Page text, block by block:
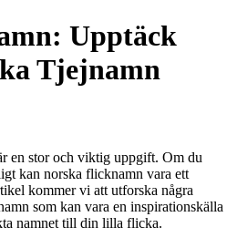
Upptäck
Tjejnamn
en stor och viktig uppgift. Om du
kan norska flicknamn vara ett
kommer vi att utforska några
som kan vara en inspirationskälla
namnet till din lilla flicka.